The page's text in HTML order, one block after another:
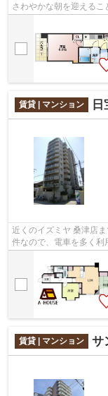
さわやかな朝を迎えるこ
内ごみ置き場・エレベー
賃貸 | マンション
近くのイズミヤ 桑津店
件なので、電車を多く
賃貸 | マンション サ